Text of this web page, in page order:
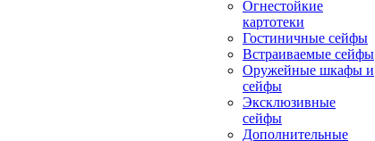
Огнестойкие
картотеки
Гостиничные сейфы
Встраиваемые сейфы
Оружейные шкафы и
сейфы
Эксклюзивные
сейфы
Дополнительные